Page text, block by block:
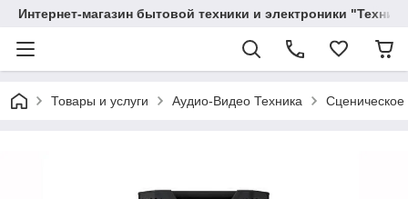
Интернет-магазин бытовой техники и электроники
Товары и услуги Аудио-Видео Техника